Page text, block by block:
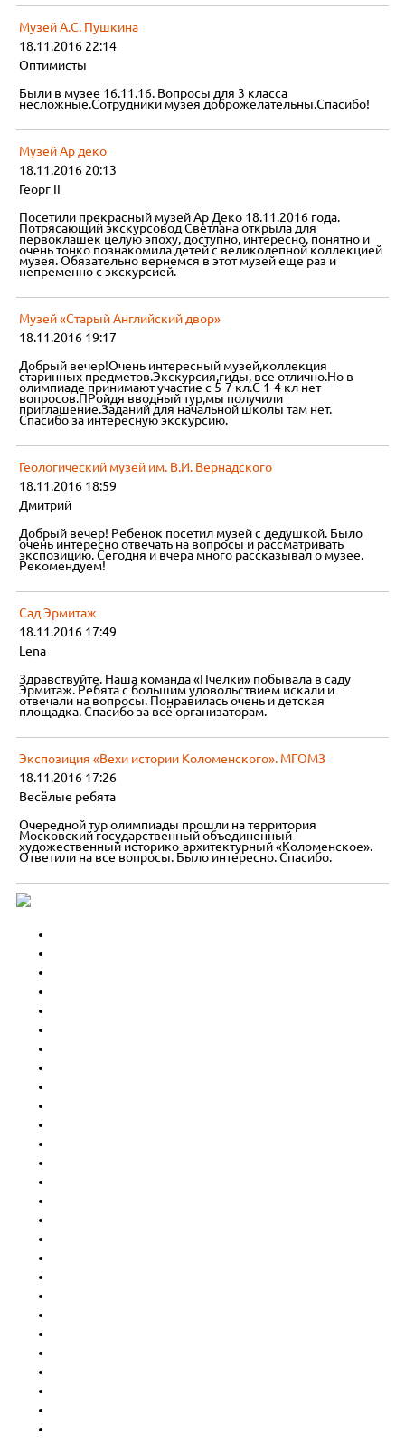
Музей А.С. Пушкина
18.11.2016 22:14
Оптимисты
Были в музее 16.11.16. Вопросы для 3 класса
несложные.Сотрудники музея доброжелательны.Спасибо!
Музей Ар деко
18.11.2016 20:13
Георг II
Посетили прекрасный музей Ар Деко 18.11.2016 года.
Потрясающий экскурсовод Светлана открыла для
первоклашек целую эпоху, доступно, интересно, понятно и
очень тонко познакомила детей с великолепной коллекцией
музея. Обязательно вернемся в этот музей еще раз и
непременно с экскурсией.
Музей «Старый Английский двор»
18.11.2016 19:17
Добрый вечер!Очень интересный музей,коллекция
старинных предметов.Экскурсия,гиды, все отлично.Но в
олимпиаде принимают участие с 5-7 кл.С 1-4 кл нет
вопросов.ПРойдя вводный тур,мы получили
приглашение.Заданий для начальной школы там нет.
Спасибо за интересную экскурсию.
Геологический музей им. В.И. Вернадского
18.11.2016 18:59
Дмитрий
Добрый вечер! Ребенок посетил музей с дедушкой. Было
очень интересно отвечать на вопросы и рассматривать
экспозицию. Сегодня и вчера много рассказывал о музее.
Рекомендуем!
Сад Эрмитаж
18.11.2016 17:49
Lena
Здравствуйте. Наша команда «Пчелки» побывала в саду
Эрмитаж. Ребята с большим удовольствием искали и
отвечали на вопросы. Понравилась очень и детская
площадка. Спасибо за всё организаторам.
Экспозиция «Вехи истории Коломенского». МГОМЗ
18.11.2016 17:26
Весёлые ребята
Очередной тур олимпиады прошли на территория
Московский государственный объединенный
художественный историко-архитектурный «Коломенское».
Ответили на все вопросы. Было интересно. Спасибо.